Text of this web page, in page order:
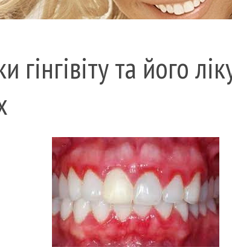
гінгівіту та його